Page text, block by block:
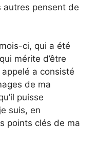
autres pensent de
ci, qui a été
mérite d’être
a consisté
de ma
puisse
suis, en
points clés de ma